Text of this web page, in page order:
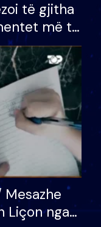
të gjitha
më të
Do më
kur…
Liçon nga